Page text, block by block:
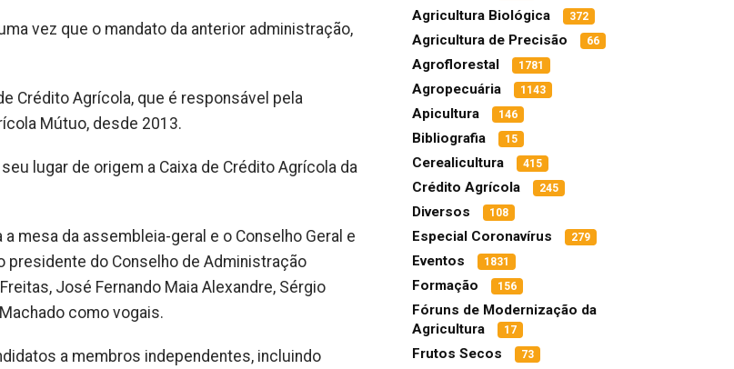
vez que o mandato da anterior administração,
Crédito Agrícola, que é responsável pela
Mútuo, desde 2013.
lugar de origem a Caixa de Crédito Agrícola da
mesa da assembleia-geral e o Conselho Geral e
presidente do Conselho de Administração
José Fernando Maia Alexandre, Sérgio
como vogais.
a membros independentes, incluindo
Agricultura Biológica 372
Agricultura de Precisão 66
Agroflorestal 1781
Agropecuária 1143
Apicultura 146
Bibliografia 15
Cerealicultura 415
Crédito Agrícola 245
Diversos 108
Especial Coronavírus 279
Eventos 1831
Formação 156
Fóruns de Modernização da
Agricultura
17
Frutos Secos 73